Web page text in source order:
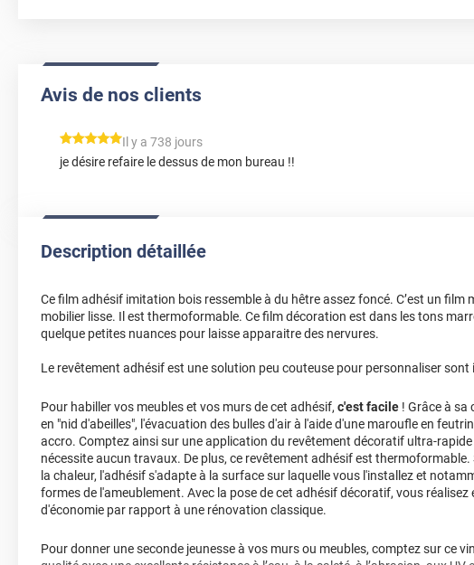
Avis de nos clients
*****
Il y a 738 jours
je désire refaire le dessus de mon bureau !!
Description détaillée
Ce film adhésif imitation bois ressemble à du hêtre assez foncé. C’est un film
mobilier lisse. Il est thermoformable. Ce film décoration est dans les tons
quelque petites nuances pour laisse apparaitre des nervures.
Le revêtement adhésif est une solution peu couteuse pour personnaliser sont
Pour habiller vos meubles et vos murs de cet adhésif, c'est facile ! Grâce à sa
en "nid d'abeilles", l'évacuation des bulles d'air à l'aide d'une maroufle en
accro. Comptez ainsi sur une application du revêtement décoratif ultra-rapide
nécessite aucun travaux. De plus, ce revêtement adhésif est thermoformable.
la chaleur, l'adhésif s'adapte à la surface sur laquelle vous l'installez et
formes de l'ameublement. Avec la pose de cet adhésif décoratif, vous réalisez
d'économie par rapport à une rénovation classique.
Pour donner une seconde jeunesse à vos murs ou meubles, comptez sur ce